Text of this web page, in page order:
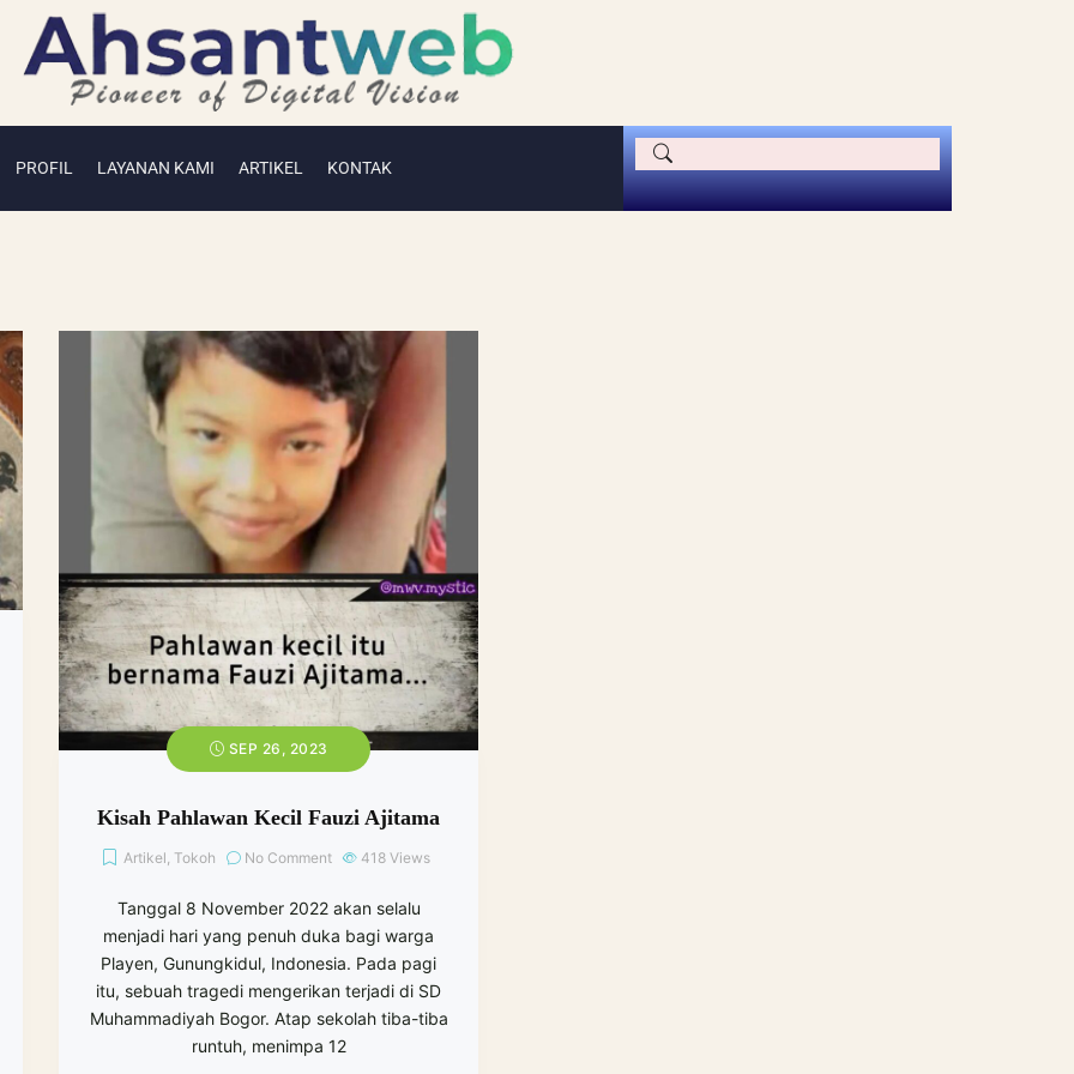
PROFIL LAYANAN KAMI ARTIKEL KONTAK
SEP 26, 2023
Kisah Pahlawan Kecil Fauzi Ajitama
Artikel, Tokoh No Comment 418 Views
Tanggal 8 November 2022 akan selalu
menjadi hari yang penuh duka bagi warga
Playen, Gunungkidul, Indonesia. Pada pagi
itu, sebuah tragedi mengerikan terjadi di SD
Muhammadiyah Bogor. Atap sekolah tiba-tiba
runtuh, menimpa 12